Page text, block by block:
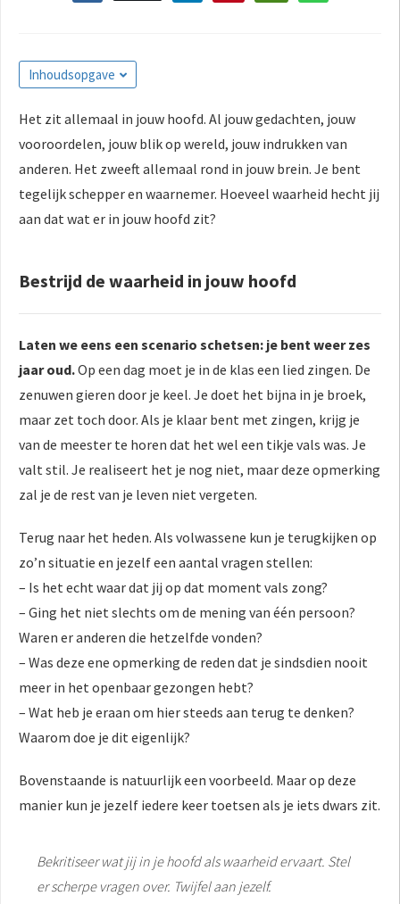
Inhoudsopgave
Het zit allemaal in jouw hoofd. Al jouw gedachten, jouw
vooroordelen, jouw blik op wereld, jouw indrukken van
anderen. Het zweeft allemaal rond in jouw brein. Je bent
tegelijk schepper en waarnemer. Hoeveel waarheid hecht jij
aan dat wat er in jouw hoofd zit?
Bestrijd de waarheid in jouw hoofd
Laten we eens een scenario schetsen: je bent weer zes
jaar oud.Op een dag moet je in de klas een lied zingen. De
zenuwen gieren door je keel. Je doet het bijna in je broek,
maar zet toch door. Als je klaar bent met zingen, krijg je
van de meester te horen dat het wel een tikje vals was. Je
valt stil. Je realiseert het je nog niet, maar deze opmerking
zal je de rest van je leven niet vergeten.
Terug naar het heden. Als volwassene kun je terugkijken op
zo’n situatie en jezelf een aantal vragen stellen:
– Is het echt waar dat jij op dat moment vals zong?
– Ging het niet slechts om de mening van één persoon?
Waren er anderen die hetzelfde vonden?
– Was deze ene opmerking de reden dat je sindsdien nooit
meer in het openbaar gezongen hebt?
– Wat heb je eraan om hier steeds aan terug te denken?
Waarom doe je dit eigenlijk?
Bovenstaande is natuurlijk een voorbeeld. Maar op deze
manier kun je jezelf iedere keer toetsen als je iets dwars zit.
Bekritiseer wat jij in je hoofd als waarheid ervaart. Stel
er scherpe vragen over. Twijfel aan jezelf.
te
over
gebruikt
te
de
Hierdoor
van